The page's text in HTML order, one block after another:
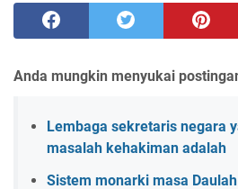
Anda mungkin menyukai
Lembaga sekretaris negara
masalah kehakiman adalah
Sistem monarki masa